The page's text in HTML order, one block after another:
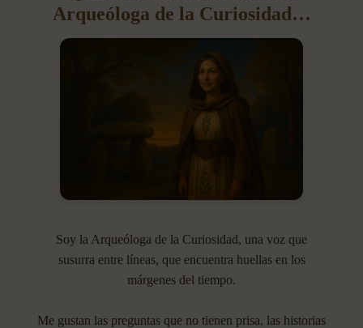
Arqueóloga de la Curiosidad…
Soy la Arqueóloga de la Curiosidad, una voz que
susurra entre líneas, que encuentra huellas en los
márgenes del tiempo.
Me gustan las preguntas que no tienen prisa, las historias